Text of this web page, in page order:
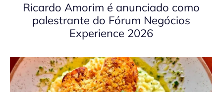
Ricardo Amorim é anunciado como
palestrante do Fórum Negócios
Experience 2026